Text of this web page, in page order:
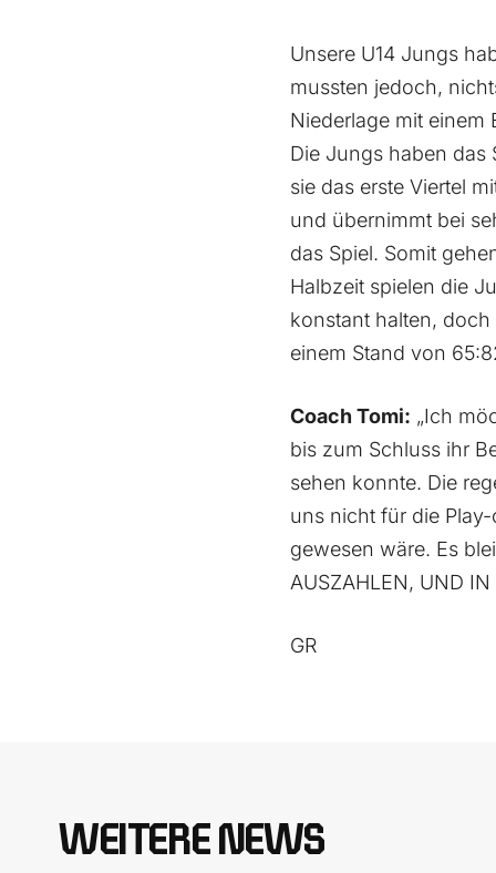
Unsere U14 Jungs
mussten jedoch,
Niederlage mit einem
Die Jungs haben das
sie das erste Viertel
und übernimmt bei
das Spiel. Somit
Halbzeit spielen die
konstant halten,
einem Stand von
Coach Tomi: „Ich
bis zum Schluss ihr
sehen konnte. Die
uns nicht für die
gewesen wäre. Es
AUSZAHLEN, UND IN
GR
WEITERE NEWS